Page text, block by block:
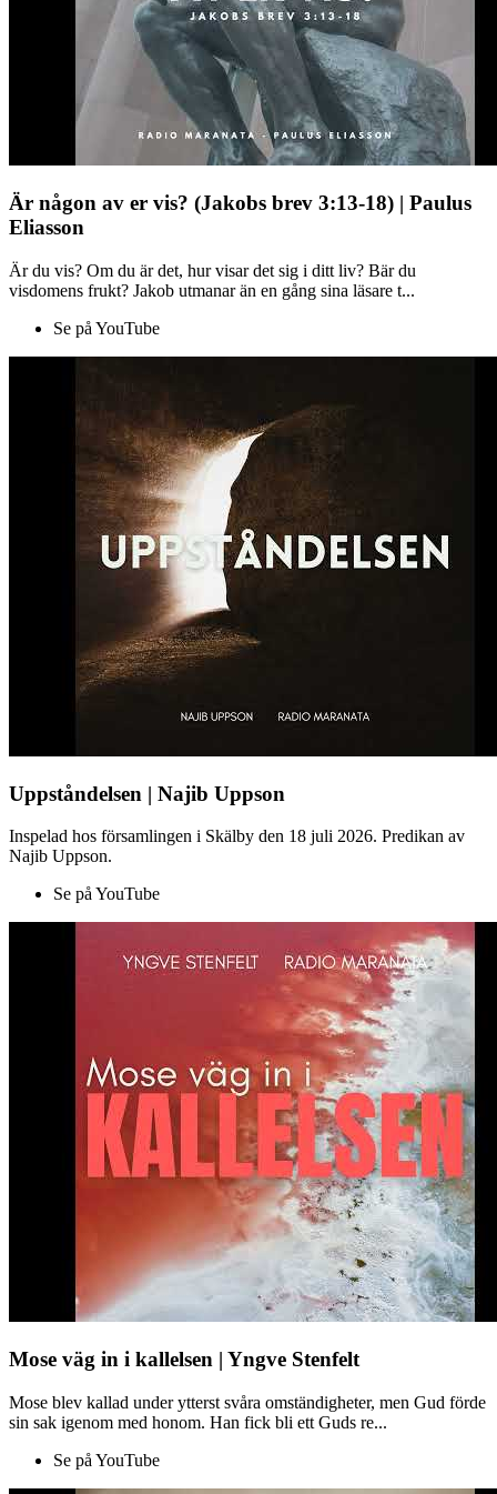
Är någon av er vis? (Jakobs brev 3:13-18) | Paulus
Eliasson
Är du vis? Om du är det, hur visar det sig i ditt liv? Bär du
visdomens frukt? Jakob utmanar än en gång sina läsare t...
Se på YouTube
Uppståndelsen | Najib Uppson
Inspelad hos församlingen i Skälby den 18 juli 2026. Predikan av
Najib Uppson.
Se på YouTube
Mose väg in i kallelsen | Yngve Stenfelt
Mose blev kallad under ytterst svåra omständigheter, men Gud förde
sin sak igenom med honom. Han fick bli ett Guds re...
Se på YouTube